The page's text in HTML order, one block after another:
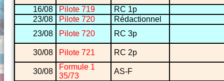
16/08
Pilote 719
RC 1p
23/08
Pilote 720
Rédactionnel
23/08
Pilote 720 RC 3p
30/08 Pilote 721 RC 2p
30/08
Formule 1
35/73
AS-F